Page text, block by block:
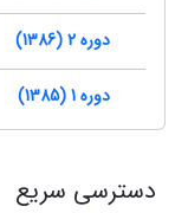
دوره 2 (1386)
دوره 1 (1385)
دسترسی سریع